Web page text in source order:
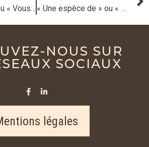
« Vous dites » ou « Vous dîtes » ?
« Une espèce de » ou « un espèce de » ?
NOUS SUR
SOCIAUX
légales